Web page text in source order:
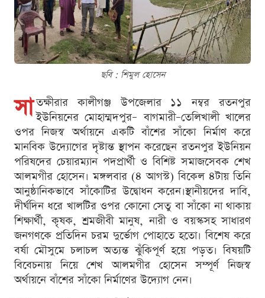
ছবি : শিমুল হোসেন
সা তক্ষীরার কালীগঞ্জ উপজেলার ১১ নম্বর রতনপুর
ইউনিয়নের মোহাম্মদপুর– বাগমারী–তেলিখালী খালের
ওপর নিজস্ব অর্থায়নে একটি বাঁশের সাঁকো নির্মাণ করে
মানবিক উদ্যোগের দৃষ্টান্ত স্থাপন করেছেন রতনপুর ইউনিয়ন
পরিষদের চেয়ারম্যান পদপ্রার্থী ও বিশিষ্ট সমাজসেবক শেখ
আলমগীর হোসেন। মঙ্গলবার (৪ আগস্ট) বিকেল ৪টায় তিনি
আনুষ্ঠানিকভাবে সাঁকোটির উদ্বোধন করেন।স্থানীয়দের দাবি,
দীর্ঘদিন ধরে খালটির ওপর কোনো সেতু বা সাঁকো না থাকায়
শিক্ষার্থী, কৃষক, শ্রমজীবী মানুষ, নারী ও বয়স্কসহ সাধারণ
জনগণকে প্রতিদিন চরম দুর্ভোগ পোহাতে হতো। বিশেষ করে
বর্ষা মৌসুমে চলাচল অত্যন্ত ঝুঁকিপূর্ণ হয়ে পড়ত। বিষয়টি
বিবেচনায় নিয়ে শেখ আলমগীর হোসেন সম্পূর্ণ নিজস্ব
অর্থায়নে বাঁশের সাঁকো নির্মাণের উদ্যোগ নেন।